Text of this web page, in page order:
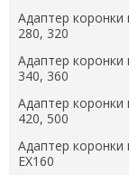
Адаптер коронки
280, 320
Адаптер коронки
340, 360
Адаптер коронки
420, 500
Адаптер коронки
EX160